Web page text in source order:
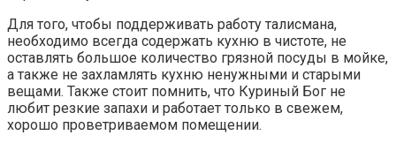
Для того, чтобы поддерживать работу талисмана,
необходимо всегда содержать кухню в чистоте, не
оставлять большое количество грязной посуды в мойке,
а также не захламлять кухню ненужными и старыми
вещами. Также стоит помнить, что Куриный Бог не
любит резкие запахи и работает только в свежем,
хорошо проветриваемом помещении.